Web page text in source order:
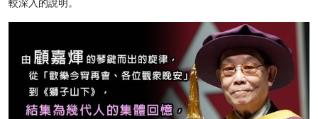
較深入的說明。